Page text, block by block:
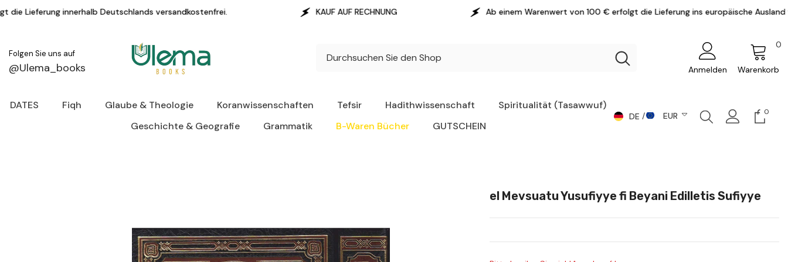
Deutschlands versandkostenfrei. KAUF AUF RECHNUNG Ab einem Warenwert von 100 € erfolgt die Lieferung ins europäische Ausland
Folgen Sie uns auf
@Ulema_books Anmelden Warenkorb
00
DATES Fiqh Glaube & Theologie Koranwissenschaften Tefsir Hadithwissenschaft
Spiritualität (Tasawwuf)
Geschichte & Geografie
Grammatik B-Waren Bücher GUTSCHEIN
DE
EUR
EUR
GBP
HUF
0
el Mevsuatu Yusufiyye fi Beyani Edilletis Sufiyye